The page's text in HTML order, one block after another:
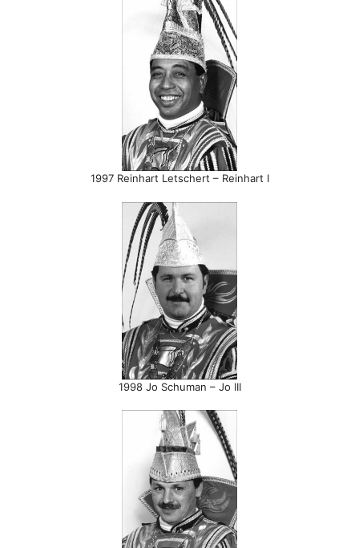
1997 Reinhart Letschert – Reinhart I
1998 Jo Schuman – Jo III